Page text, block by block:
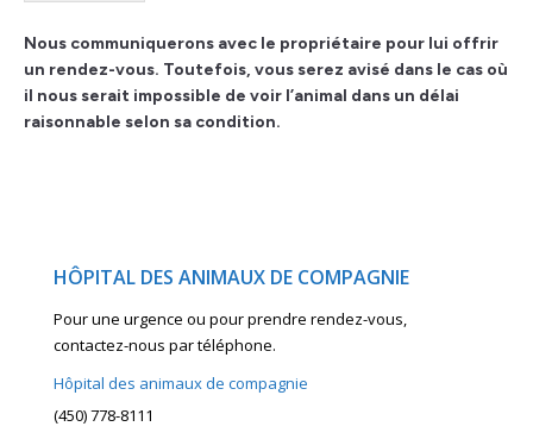
Nous communiquerons avec le propriétaire pour lui offrir
un rendez-vous. Toutefois, vous serez avisé dans le cas où
il nous serait impossible de voir l’animal dans un délai
raisonnable selon sa condition.
HÔPITAL DES ANIMAUX DE COMPAGNIE
Pour une urgence ou pour prendre rendez-vous,
contactez-nous par téléphone.
Hôpital des animaux de compagnie
(450) 778-8111